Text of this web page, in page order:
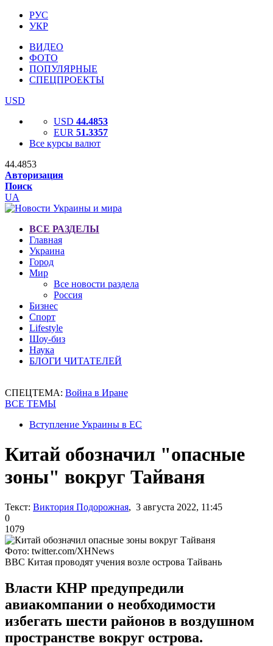
РУС
УКР
ВИДЕО
ФОТО
ПОПУЛЯРНЫЕ
СПЕЦПРОЕКТЫ
USD
USD 44.4853
EUR 51.3357
Все курсы валют
44.4853
Авторизация
Поиск
UA
ВСЕ РАЗДЕЛЫ
Главная
Украина
Город
Мир
Все новости раздела
Россия
Бизнес
Спорт
Lifestyle
Шоу-биз
Наука
БЛОГИ ЧИТАТЕЛЕЙ
СПЕЦТЕМА: Война в Иране
ВСЕ ТЕМЫ
Вступление Украины в ЕС
Китай обозначил "опасные
зоны" вокруг Тайваня
Текст: Виктория Подорожная, 3 августа 2022, 11:45
0
1079
Фото: twitter.com/XHNews
ВВС Китая проводят учения возле острова Тайвань
Власти КНР предупредили
авиакомпании о необходимости
избегать шести районов в воздушном
пространстве вокруг острова.